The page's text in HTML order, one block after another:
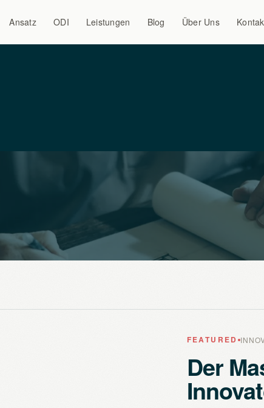
Ansatz ODI Leistungen Blog Über Uns
FEATURED
Der